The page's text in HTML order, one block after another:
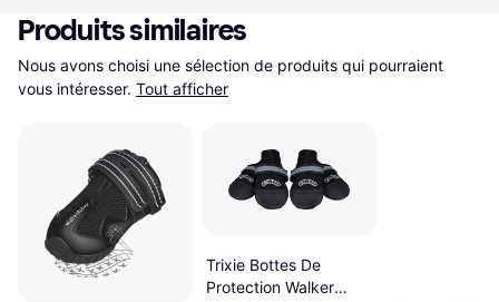
Produits similaires
Nous avons choisi une sélection de produits qui pourraient
vous intéresser. Tout afficher
Trixie Bottes De
Protection Walker